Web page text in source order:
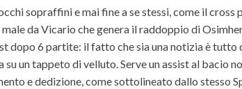
sopraffini e mai fine a se stessi, come il cross
da Vicario che genera il raddoppio di
dopo 6 partite: il fatto che sia una notizia è tutto
su un tappeto di velluto. Serve un assist al bacio
e dedizione, come sottolineato dallo stesso